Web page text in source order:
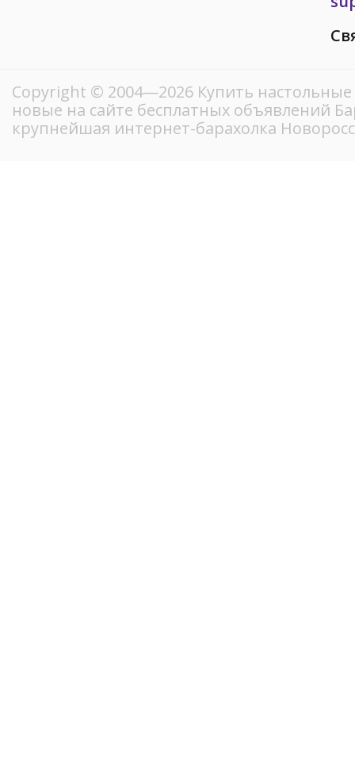
Copyright © 2004—2026 Купить
новые на сайте бесплатных объявлений
крупнейшая интернет-барахолка